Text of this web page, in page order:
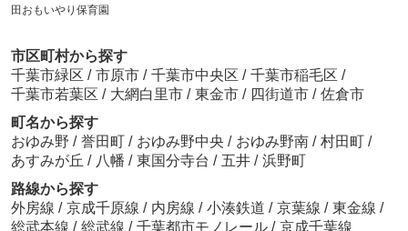
田おもいやり保育園
市区町村から探す
千葉市緑区 / 市原市 / 千葉市中央区 / 千葉市稲毛区 /
千葉市若葉区 / 大網白里市 / 東金市 / 四街道市 / 佐倉市
町名から探す
おゆみ野 / 誉田町 / おゆみ野中央 / おゆみ野南 / 村田町 /
あすみが丘 / 八幡 / 東国分寺台 / 五井 / 浜野町
路線から探す
外房線 / 京成千原線 / 内房線 / 小湊鉄道 / 京葉線 / 東金線 /
総武本線 / 総武線 / 千葉都市モノレール / 京成千葉線